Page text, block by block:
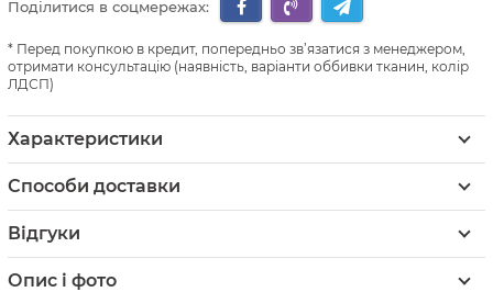
Поділитися в соцмережах:
Перед покупкою в кредит, попередньо зв’язатися з менеджером,
отримати консультацію (наявність, варіанти оббивки тканин, колір
ЛДСП)
Характеристики
Способи доставки
Відгуки
Опис і фото